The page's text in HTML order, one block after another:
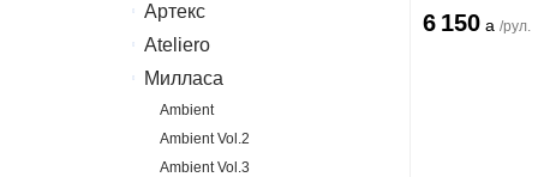
Erismann
Артекс
Артекс
Ateliero
Ateliero
Милласа
Ambient
Ambient Vol.2
Ambient Vol.3
6 150 a /рул.